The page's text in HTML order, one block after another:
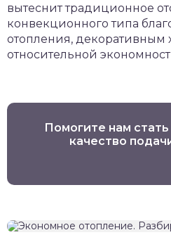
вытеснит традиционное
конвекционного типа
отопления, декоративным
относительной
Помогите нам
качество